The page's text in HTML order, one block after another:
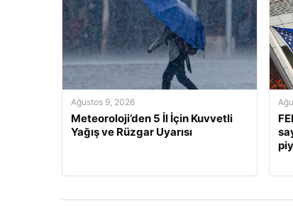
Ağustos 9, 2026
Meteoroloji’den 5 İl İçin Kuvvetli
Yağış ve Rüzgar Uyarısı